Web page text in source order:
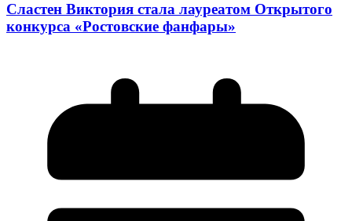
Сластен Виктория стала лауреатом Открытого
конкурса «Ростовские фанфары»